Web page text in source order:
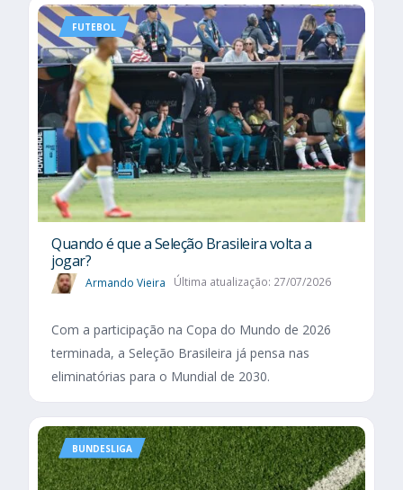
FUTEBOL
Quando é que a Seleção Brasileira volta a
jogar?
Armando Vieira Última atualização: 27/07/2026
Com a participação na Copa do Mundo de 2026
terminada, a Seleção Brasileira já pensa nas
eliminatórias para o Mundial de 2030.
BUNDESLIGA